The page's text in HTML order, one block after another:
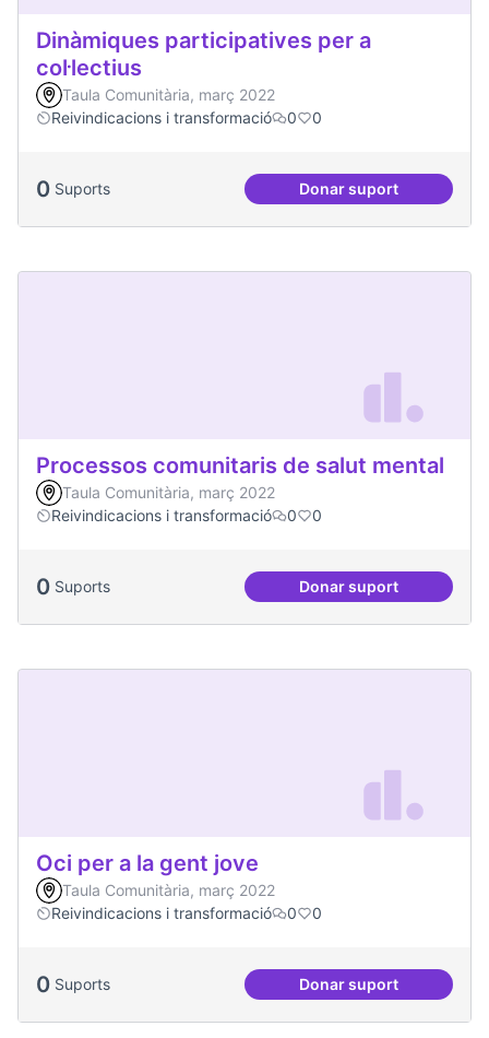
Dinàmiques participatives per a
col·lectius
Taula Comunitària, març 2022
Reivindicacions i transformació
0 0
0 Suports Donar suport
Dinàmiques
Processos comunitaris de salut mental
Taula Comunitària, març 2022
Reivindicacions i transformació
0 0
0 Suports Donar suport
Processos
Oci per a la gent jove
Taula Comunitària, març 2022
Reivindicacions i transformació
0 0
0 Suports Donar suportOci per a la gent